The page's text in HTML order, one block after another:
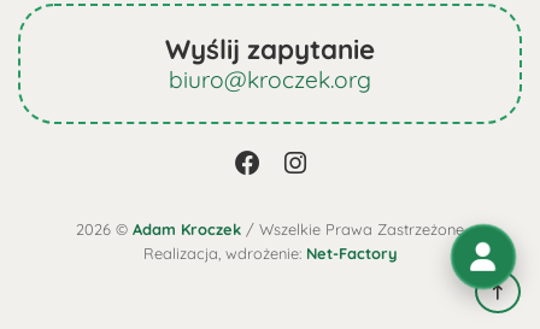
Wyślij zapytanie
biuro@kroczek.org
2026 © Adam Kroczek / Wszelkie Prawa Zastrzeżone
Realizacja, wdrożenie: Net-Factory